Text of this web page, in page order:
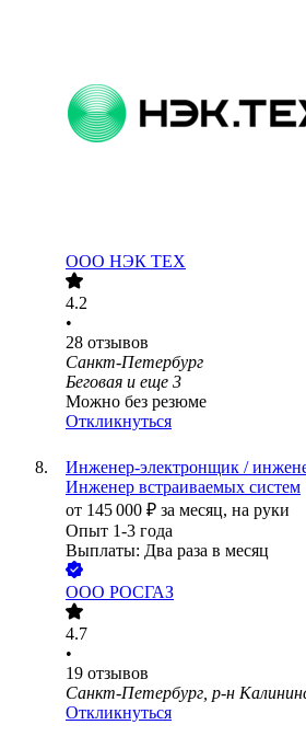
ООО НЭК ТЕХ
4.2
•
28 отзывов
Санкт-Петербург
Беговая и еще 3
Можно без резюме
Откликнуться
Инженер-электронщик /
Инженер встраиваемых систем
от 145 000 ₽ за месяц, на руки
Опыт 1-3 года
Выплаты: Два раза в месяц
ООО РОСГАЗ
4.7
•
19 отзывов
Санкт-Петербург, р-н
Откликнуться